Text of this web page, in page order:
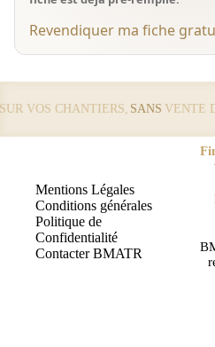
Revendiquer ma fiche
VOS CHANTIERS, SANSVENTE DE
Mentions Légales
Conditions générales
Politique de
Confidentialité
Contacter BMATR